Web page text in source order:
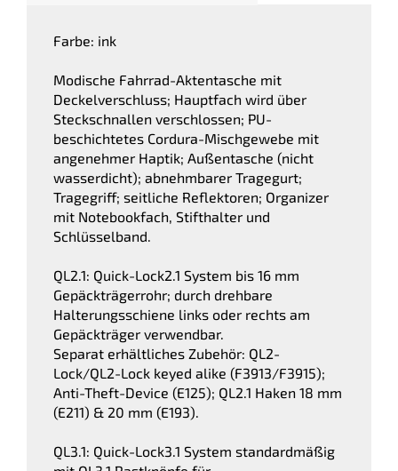
Farbe: ink
Modische Fahrrad-Aktentasche mit
Deckelverschluss; Hauptfach wird über
Steckschnallen verschlossen; PU-
beschichtetes Cordura-Mischgewebe mit
angenehmer Haptik; Außentasche (nicht
wasserdicht); abnehmbarer Tragegurt;
Tragegriff; seitliche Reflektoren; Organizer
mit Notebookfach, Stifthalter und
Schlüsselband.
QL2.1: Quick-Lock2.1 System bis 16 mm
Gepäckträgerrohr; durch drehbare
Halterungsschiene links oder rechts am
Gepäckträger verwendbar.
Separat erhältliches Zubehör: QL2-
Lock/QL2-Lock keyed alike (F3913/F3915);
Anti-Theft-Device (E125); QL2.1 Haken 18 mm
(E211) & 20 mm (E193).
QL3.1: Quick-Lock3.1 System standardmäßig